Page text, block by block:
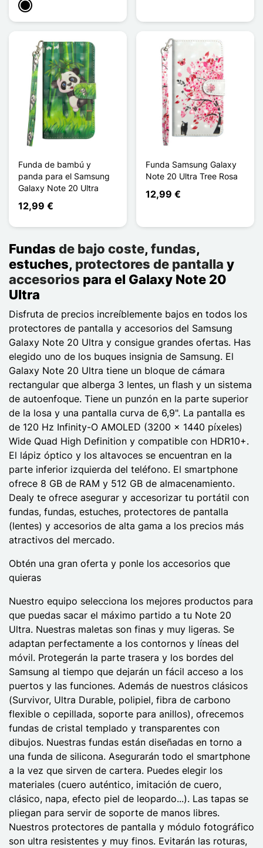
Negro
Funda de bambú y
panda para el Samsung
Galaxy Note 20 Ultra
12,99 €
Funda Samsung Galaxy
Note 20 Ultra Tree Rosa
12,99 €
Fundas de bajo coste, fundas,
estuches, protectores de pantalla y
accesorios para el Galaxy Note 20
Ultra
Disfruta de precios increíblemente bajos en todos los
protectores de pantalla y accesorios del Samsung
Galaxy Note 20 Ultra y consigue grandes ofertas. Has
elegido uno de los buques insignia de Samsung. El
Galaxy Note 20 Ultra tiene un bloque de cámara
rectangular que alberga 3 lentes, un flash y un sistema
de autoenfoque. Tiene un punzón en la parte superior
de la losa y una pantalla curva de 6,9". La pantalla es
de 120 Hz Infinity-O AMOLED (3200 x 1440 píxeles)
Wide Quad High Definition y compatible con HDR10+.
El lápiz óptico y los altavoces se encuentran en la
parte inferior izquierda del teléfono. El smartphone
ofrece 8 GB de RAM y 512 GB de almacenamiento.
Dealy te ofrece asegurar y accesorizar tu portátil con
fundas, fundas, estuches, protectores de pantalla
(lentes) y accesorios de alta gama a los precios más
atractivos del mercado.
Obtén una gran oferta y ponle los accesorios que
quieras
Nuestro equipo selecciona los mejores productos para
que puedas sacar el máximo partido a tu Note 20
Ultra. Nuestras maletas son finas y muy ligeras. Se
adaptan perfectamente a los contornos y líneas del
móvil. Protegerán la parte trasera y los bordes del
Samsung al tiempo que dejarán un fácil acceso a los
puertos y las funciones. Además de nuestros clásicos
(Survivor, Ultra Durable, polipiel, fibra de carbono
flexible o cepillada, soporte para anillos), ofrecemos
fundas de cristal templado y transparentes con
dibujos. Nuestras fundas están diseñadas en torno a
una funda de silicona. Asegurarán todo el smartphone
a la vez que sirven de cartera. Puedes elegir los
materiales (cuero auténtico, imitación de cuero,
clásico, napa, efecto piel de leopardo...). Las tapas se
pliegan para servir de soporte de manos libres.
Nuestros protectores de pantalla y módulo fotográfico
son ultra resistentes y muy finos. Evitarán las roturas,